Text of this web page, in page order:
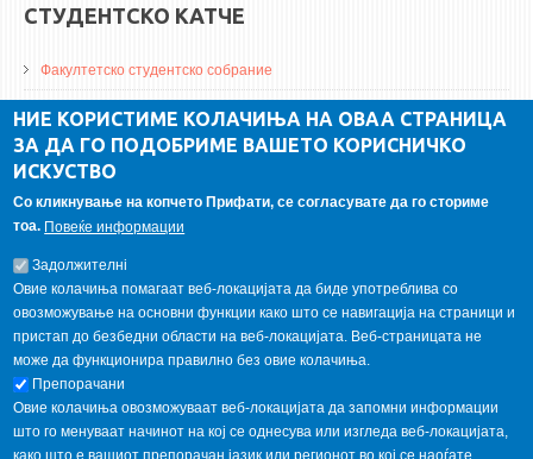
СТУДЕНТСКО КАТЧЕ
Факултетско студентско собрание
ДА Винчи магазин
Алумни асоцијација
ГАЛЕРИЈА
НИЕ КОРИСТИМЕ КОЛАЧИЊА НА ОВАА СТРАНИЦА
ЗА ДА ГО ПОДОБРИМЕ ВАШЕТО КОРИСНИЧКО
ИСКУСТВО
Со кликнување на копчето Прифати, се согласувате да го сториме
тоа. Повеќе информации
Задолжителнi
Овие колачиња помагаат веб-локацијата да биде употреблива со
овозможување на основни функции како што се навигација на страници и
пристап до безбедни области на веб-локацијата. Веб-страницата не
може да функционира правилно без овие колачиња.
Препорачани
Овие колачиња овозможуваат веб-локацијата да запомни информации
што го менуваат начинот на кој се однесува или изгледа веб-локацијата,
како што е вашиот препорачан јазик или регионот во кој се наоѓате.